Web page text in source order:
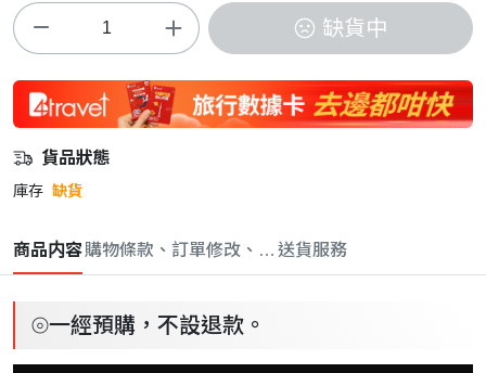
缺貨中
貨品狀態
庫存 缺貨
商品内容購物條款、訂單修改、取消與退款政策
送貨服務
⦾一經預購，不設退款。